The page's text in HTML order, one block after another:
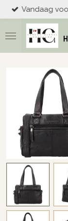
Ga
direct
naar
de
hoofdinhoud
Vandaag